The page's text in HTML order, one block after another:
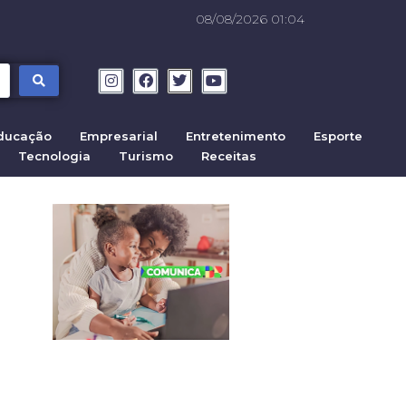
08/08/2026 01:04
Empresarial Entretenimento
Esporte
Tecnologia Turismo Receitas